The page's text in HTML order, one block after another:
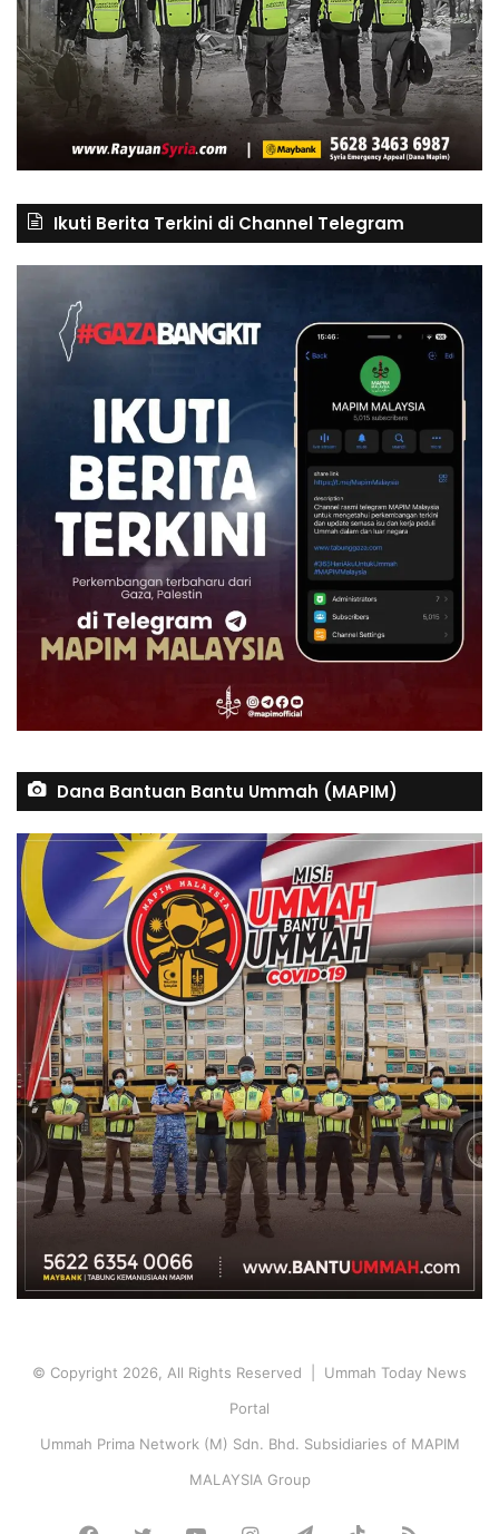
Ikuti Berita Terkini di Channel Telegram
Dana Bantuan Bantu Ummah (MAPIM)
© Copyright 2026, All Rights Reserved | Ummah Today News
Portal
Ummah Prima Network (M) Sdn. Bhd. Subsidiaries of MAPIM
MALAYSIA Group